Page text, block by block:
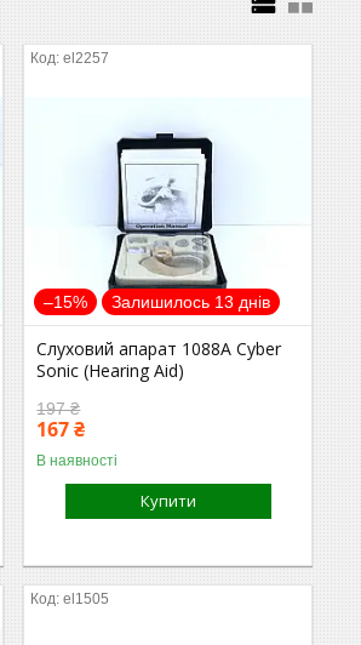
el2257
–15% Залишилось 13 днів
Слуховий апарат 1088A Cyber
Sonic (Hearing Aid)
197 ₴
167 ₴
В наявності
Купити
el1505